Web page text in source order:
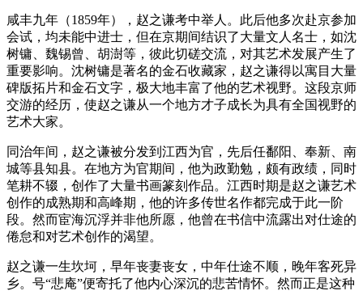
咸丰九年（1859年），赵之谦考中举人。此后他多次赴京参加
会试，均未能中进士，但在京期间结识了大量文人名士，如沈
树镛、魏锡曾、胡澍等，彼此切磋交流，对其艺术发展产生了
重要影响。沈树镛是著名的金石收藏家，赵之谦得以寓目大量
碑版拓片和金石文字，极大地丰富了他的艺术视野。这段京师
交游的经历，使赵之谦从一个地方才子成长为具有全国视野的
艺术大家。
同治年间，赵之谦被分发到江西为官，先后任鄱阳、奉新、南
城等县知县。在地方为官期间，他为政勤勉，颇有政绩，同时
笔耕不辍，创作了大量书画篆刻作品。江西时期是赵之谦艺术
创作的成熟期和高峰期，他的许多传世名作都完成于此一阶
段。然而宦海沉浮并非他所愿，他曾在书信中流露出对仕途的
倦怠和对艺术创作的渴望。
赵之谦一生坎坷，早年丧妻丧女，中年仕途不顺，晚年客死异
乡。号“悲庵”便寄托了他内心深沉的悲苦情怀。然而正是这种